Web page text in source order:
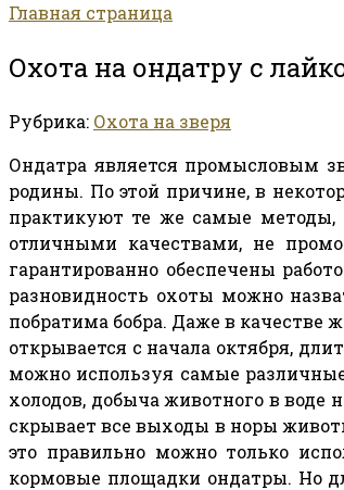
Главная страница
Охота на ондатру с
Рубрика: Охота на зверя
Ондатра является промысловым
родины. По этой причине, в
практикуют те же самые методы,
отличными качествами, не
гарантированно обеспечены
разновидность охоты можно
побратима бобра. Даже в качестве
открывается с начала октября,
можно используя самые
холодов, добыча животного в
скрывает все выходы в норы
это правильно можно только
кормовые площадки ондатры. Но